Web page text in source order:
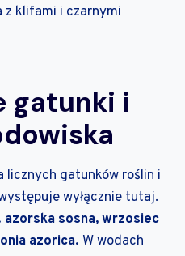
z klifami i czarnymi
gatunki i
licznych gatunków roślin i
wyłącznie tutaj.
sosna, wrzosiec
azorica. W wodach